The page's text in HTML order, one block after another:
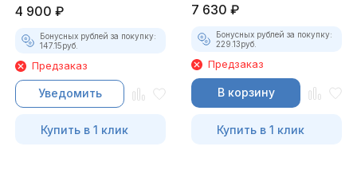
4 900 ₽
Бонусных рублей за покупку:
147.15руб.
Предзаказ
Уведомить
Купить в 1 клик
7 630 ₽
Бонусных рублей за покупку:
229.13руб.
Предзаказ
В корзину
Купить в 1 клик